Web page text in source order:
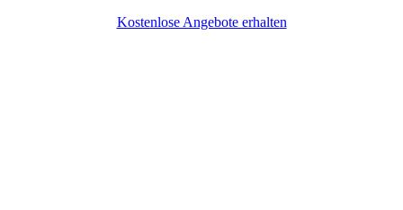
Kostenlose Angebote erhalten